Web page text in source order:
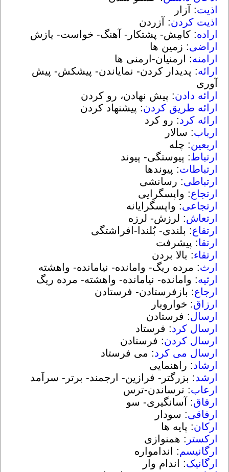
اذیت: آزار
اذیت کردن: آزردن
اراده: کامِش- پشتکار- آهنگ- خواست- یازش
اراضی: زمین ها
ارامنه: ارمنیان-ارمنی ها
ارائه: پدیدار کردن- نمایاندن- پیشکش- پیش
آوری
ارائه دادن: پیش نهادن، رو کردن
ارائه طریق کردن: پیشنهاد کردن
ارائه کرد: رو کرد
ارباب: سالار
اربعین: چله
ارتباط: پیوستگی- پیوند
ارتباطات: پیوندها
ارتباطی: رسانشی
ارتجاع: واپسگرایی
ارتجاعی: واپسگرایانه
ارتعاش: لرزش- لرزه
ارتفاع: بلندی- بُلندا-افراشتگی
ارتقا: پیشرفت
ارتقاء: بالا بردن
ارث: مرده ریگ- وامانده- نیامانده- واهشته
ارثیه: وامانده- نیامانده- واهشته- مرده ریگ
ارجاع: بازفرستادن- فرستادن
ارزاق: خواروبار
ارسال: فرستادن
ارسال کرد: فرستاد
ارسال کردن: فرستادن
ارسال می کرد: می فرستاد
ارشاد: راهنمایی
ارشد: بزرگتر- فرازین- ارجمند- برتر- سرآمد
ارعاب: ترساندن-ترس
ارفاق: آسانگیری- سو
ارفاقی: سودار
ارکان: پایه ها
ارکستر : همنوازی
ارگانیسم: اندامواره
ارگانیک: اندام وار